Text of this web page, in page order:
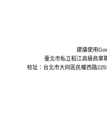
建議使用
臺北市私立稻江高級商業
校址：台北市大同區民權西路